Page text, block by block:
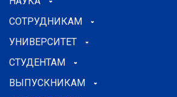
СОТРУДНИКАМ
УНИВЕРСИТЕТ
СТУДЕНТАМ
ВЫПУСКНИКАМ